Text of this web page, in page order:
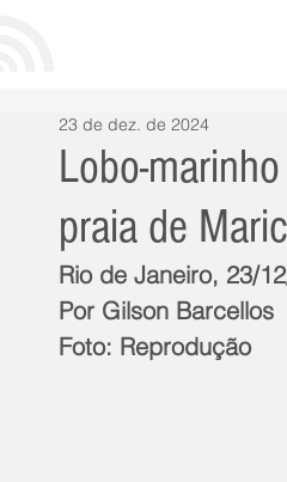
Lobo-
praia de
23 de dez. de 2024
Rio de Janeiro, 23/
Por Gilson Barcellos
Foto: Reprodução